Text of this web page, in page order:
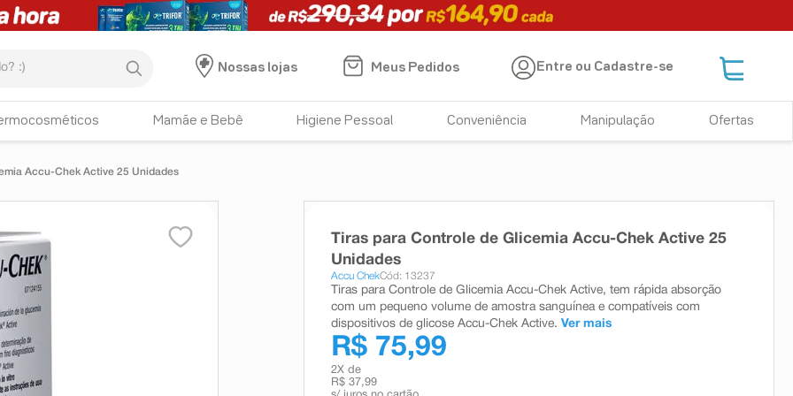
Nossas lojas
Meus Pedidos Entre ou Cadastre-se
Mamãe e Bebê Higiene Pessoal Conveniência Manipulação Ofertas
Accu-Chek Active 25 Unidades
Tiras para Controle de Glicemia Accu-Chek Active 25
Unidades
Accu ChekCód: 13237
Tiras para Controle de Glicemia Accu-Chek Active, tem rápida absorção
com um pequeno volume de amostra sanguínea e compatíveis com
dispositivos de glicose Accu-Chek Active. Ver mais
R$ 75,99
2X de
R$ 37,99